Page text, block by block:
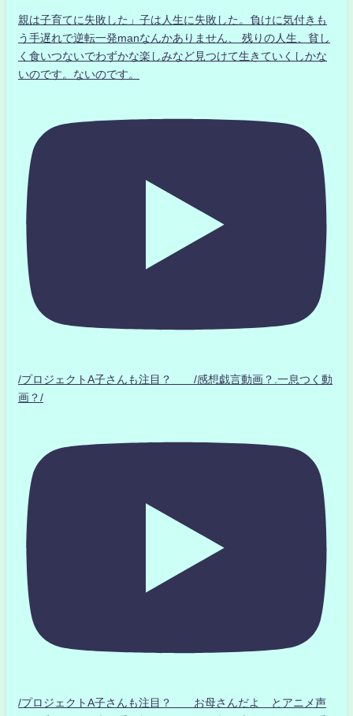
親は子育てに失敗した」子は人生に失敗した。負けに気付きも
う手遅れで逆転一発manなんかありません、 残りの人生、貧し
く食いつないでわずかな楽しみなど見つけて生きていくしかな
いのです。ないのです。
/プロジェクトA子さんも注目？ /感想戯言動画？.一息つく動
画？/
/プロジェクトA子さんも注目？ お母さんだよ とアニメ声